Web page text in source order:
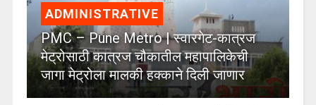
ADMINISTRATIVE
PMC – Pune Metro | स्वारगेट-कात्रज
मेट्रोसाठी कात्रज चौकातील महापालिकेची
जागा मेट्रोला मालकी हक्काने दिली जाणार